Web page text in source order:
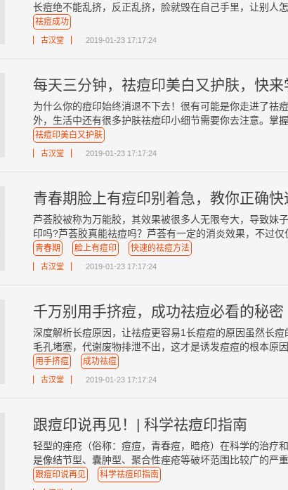
长痘绝不能乱挤，反正乱挤，脸就毁在自己手里，让别人
祛痘成功
古汉堂 2019-01-23 17:17:24
每天三分钟，祛痘印美白又护肤，快来
为什么你的痘印始终消退不下去！很有可能是你走进了祛
外，生活中还有很多护肤祛痘印小细节需要你去注意。掌握
祛痘印美白又护肤
古汉堂 2019-01-23 17:17:24
青春期脸上有痘印别着急，教你正确
芦荟胶被称为万能胶，其效果被很多人无限夸大，导致妹
印吗?芦荟胶真能祛痘吗？芦荟有一定的消炎效果，不过仅
青春期 脸上有痘印 快速的祛痘方法
古汉堂 2019-01-23 17:17:24
千万别用手挤痘，成功祛痘必看的秘密
深度解析长痘原因，让祛痘更容易1长痘痘的原因虽然长
毛孔堵塞，代谢废物排泄不出，这才是诱发痘痘的根本原
用手挤痘 成功祛痘
古汉堂 2019-01-23 17:17:24
跟痘印说再见！| 科学祛痘印指南
轻型的痤疮（俗称：痘痘，青春痘，暗疮）在科学的治疗
是像结节型、囊肿型、聚合性痤疮等破坏范围比较广的严重
跟痘印说再见 科学祛痘印指南